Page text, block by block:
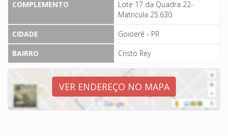
COMPLEMENTO
Lote 17 da Quadra 22-
Matricula 25.630
CIDADE
Goioerê - PR
BAIRRO
Cristo Rey
VER ENDEREÇO NO MAPA